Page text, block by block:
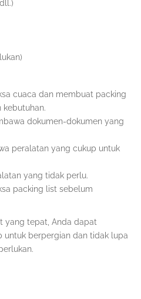
cuaca dan membuat packing
kebutuhan.
dokumen-dokumen yang
peralatan yang cukup untuk
yang tidak perlu.
packing list sebelum
yang tepat, Anda dapat
untuk berpergian dan tidak lupa